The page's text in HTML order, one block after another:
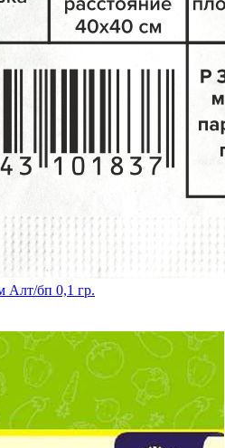
Алт/бп 0,1 гр.